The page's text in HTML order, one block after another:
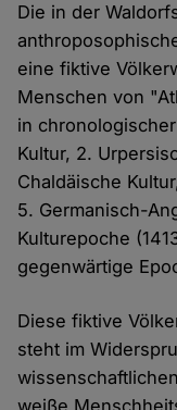
Die in der
eine fiktive
Menschen von
in
Kultur, 2.
Chaldäische
5. Germanisch-
Kulturepoche
gegenwärtige
Diese fiktive
steht im